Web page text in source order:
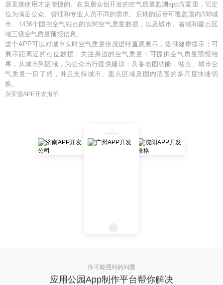
源直接使用才是便捷的。在英唐众创开发的空气质量监测app方案里，它定
位为满足公众、管理和专业人员不同的需求。后期的运营可覆盖国内338城
市、1436个国控空气站点的实时空气质量数据，以及城市、省域和重点区
域三级空气质量预报信息。
这个APP可以对城市实时空气质量状况进行直观展示，提供健康提示；可
展示距离近的点位数据，关注身边的空气质量；可提供空气质量预报结
果，从城市到区域，为公众出行提供建议；具备地图功能，站点、城市空
气质量一目了然，并且支持城市、重点区域及国内范围的多尺度快捷切
换。
兴安盟APP开发报价
你可能遇到的问题
应用公园App制作平台帮你解决